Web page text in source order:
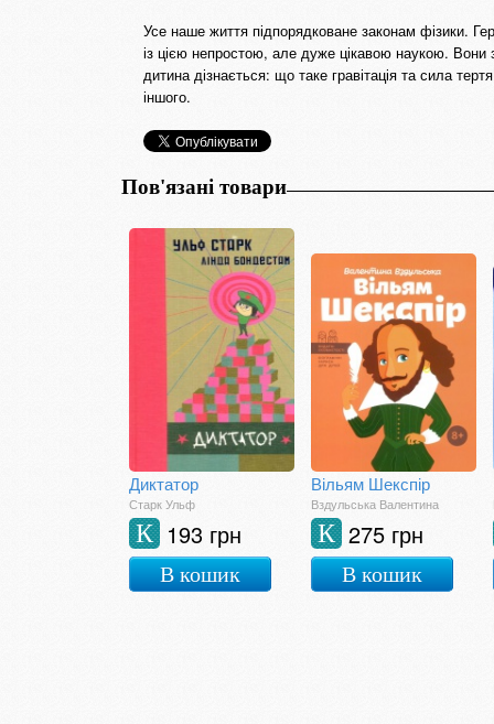
Усе наше життя підпорядковане законам фізики.
із цією непростою, але дуже цікавою наукою. Вони
дитина дізнається: що таке гравітація та сила
іншого.
Пов'язані товари
Диктатор
Старк Ульф
193 грн
К
В кошик
Вільям Шекспір
Вздульська Валентина
275 грн
К
В кошик